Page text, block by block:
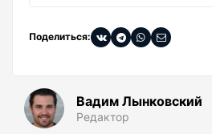
Поделиться:
Вадим Лынковский
Редактор